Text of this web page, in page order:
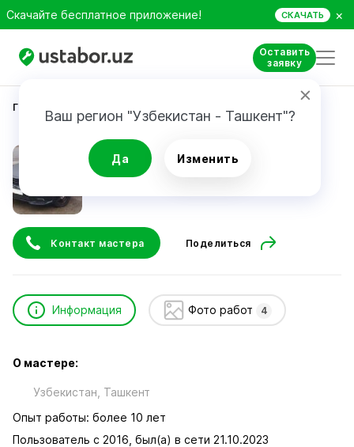
Скачайте бесплатное приложение! СКАЧАТЬ ×
Оставить
заявку
Ваш регион "Узбекистан - Ташкент"?
Да Изменить
Главная Автоуслуги и сервис
Александр
Контакт мастера Поделиться
Информация Фото работ 4
О мастере:
Узбекистан, Ташкент
Опыт работы: более 10 лет
Пользователь с 2016, был(а) в сети 21.10.2023